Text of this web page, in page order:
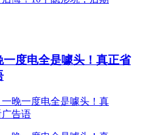
度电全是噱头！真正省